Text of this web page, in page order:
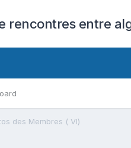
rencontres entre
des Membres ( VI)